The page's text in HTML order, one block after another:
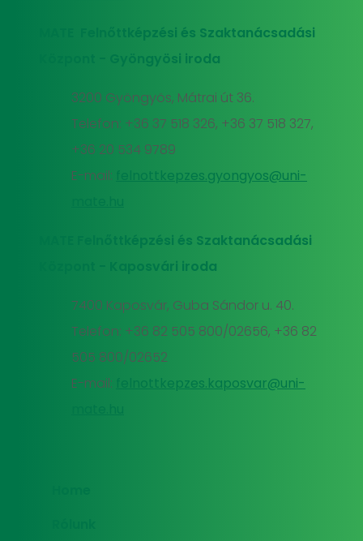
MATE Felnőttképzési és Szaktanácsadási
Központ - Gyöngyösi iroda
3200 Gyöngyös, Mátrai út 36.
Telefon: +36 37 518 326, +36 37 518 327,
+36 20 534 9789
E-mail:
felnottkepzes.gyongyos@uni-
MATE Felnőttképzési és Szaktanácsadási
Központ - Kaposvári iroda
7400 Kaposvár, Guba Sándor u. 40.
Telefon: +36 82 505 800/02656, +36 82
505 800/02652
E-mail:
felnottkepzes.kaposvar@uni-